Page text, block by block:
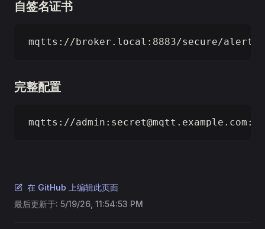
自签名证书
mqtts://broker.local:8883/secure/
完整配置
mqtts://admin: secret@mqtt.example.com
在 GitHub 上编辑此页面
最后更新于: 5/19/26, 11:54:53 PM